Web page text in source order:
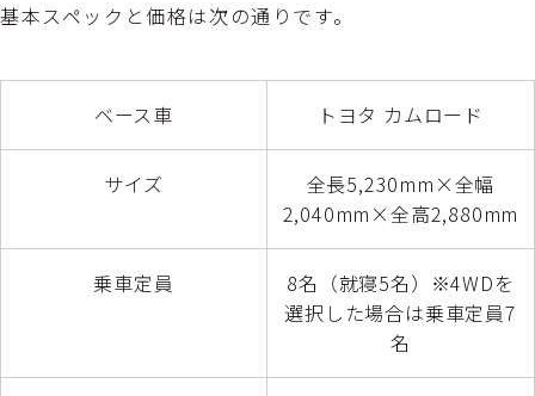
基本スペックと価格は次の通りです。
ベース車 トヨタ カムロード
サイズ
全長5,230mm×全幅
2,040mm×全高2,880mm
乗車定員
8名（就寝5名）※4WDを
選択した場合は乗車定員7
名